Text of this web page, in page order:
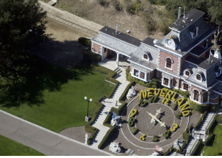
PODCAST
NEWSLETTER
I MIEI PREFERITI